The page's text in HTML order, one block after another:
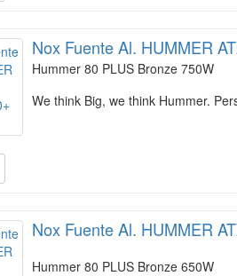
Nox Fuente Al. HUMMER
Hummer 80 PLUS Bronze 750W
We think Big, we think Hummer.
Nox Fuente Al. HUMMER
Hummer 80 PLUS Bronze 650W